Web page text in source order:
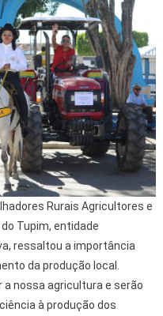
Rurais Agricultores e
Tupim, entidade
ressaltou a importância
da produção local.
nossa agricultura e serão
à produção dos